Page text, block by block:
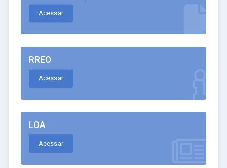
Acessar
RREO
Acessar
LOA
Acessar